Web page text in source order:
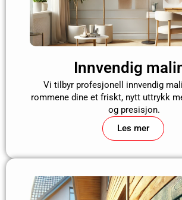
Innvendig
Vi tilbyr profesjonell innvendig
rommene dine et friskt, nytt uttrykk
og presisjon.
Les mer